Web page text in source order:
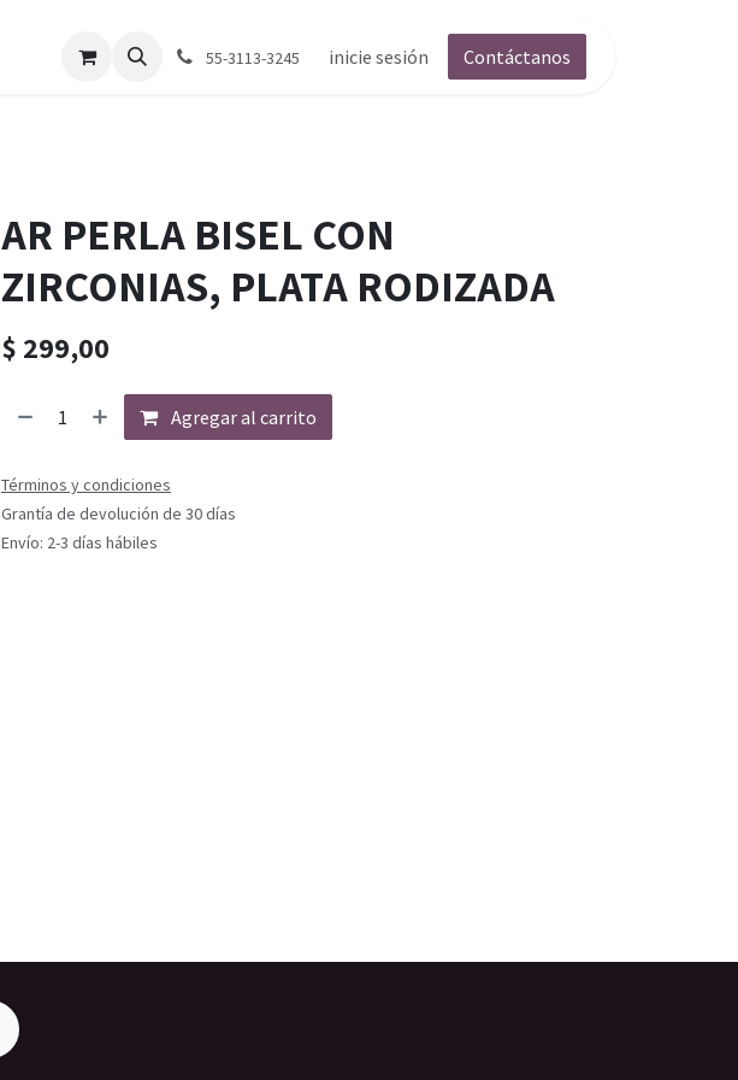
55-3113-3245 inicie sesión Contáctanos
AR PERLA BISEL CON
ZIRCONIAS, PLATA RODIZADA
$ 299,00
Agregar al carrito
Términos y condiciones
Grantía de devolución de 30 días
Envío: 2-3 días hábiles